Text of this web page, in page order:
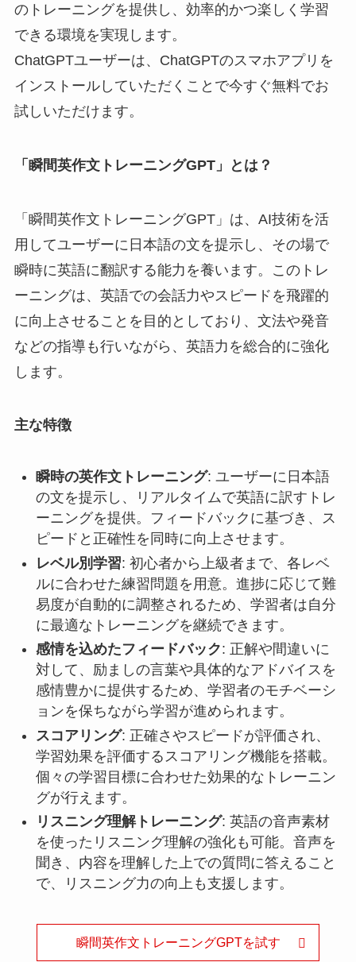
のトレーニングを提供し、効率的かつ楽しく学習
できる環境を実現します。
ChatGPTユーザーは、ChatGPTのスマホアプリを
インストールしていただくことで今すぐ無料でお
試しいただけます。
「瞬間英作文トレーニングGPT」とは？
「瞬間英作文トレーニングGPT」は、AI技術を活
用してユーザーに日本語の文を提示し、その場で
瞬時に英語に翻訳する能力を養います。このトレ
ーニングは、英語での会話力やスピードを飛躍的
に向上させることを目的としており、文法や発音
などの指導も行いながら、英語力を総合的に強化
します。
主な特徴
瞬時の英作文トレーニング: ユーザーに日本語
の文を提示し、リアルタイムで英語に訳すトレ
ーニングを提供。フィードバックに基づき、ス
ピードと正確性を同時に向上させます。
レベル別学習: 初心者から上級者まで、各レベ
ルに合わせた練習問題を用意。進捗に応じて難
易度が自動的に調整されるため、学習者は自分
に最適なトレーニングを継続できます。
感情を込めたフィードバック: 正解や間違いに
対して、励ましの言葉や具体的なアドバイスを
感情豊かに提供するため、学習者のモチベーシ
ョンを保ちながら学習が進められます。
スコアリング: 正確さやスピードが評価され、
学習効果を評価するスコアリング機能を搭載。
個々の学習目標に合わせた効果的なトレーニン
グが行えます。
リスニング理解トレーニング: 英語の音声素材
を使ったリスニング理解の強化も可能。音声を
聞き、内容を理解した上での質問に答えること
で、リスニング力の向上も支援します。
瞬間英作文トレーニングGPTを試す